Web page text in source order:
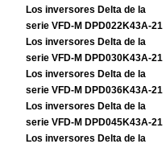
Los inversores Delta de la
serie VFD-M DPD022K43A-21
Los inversores Delta de la
serie VFD-M DPD030K43A-21
Los inversores Delta de la
serie VFD-M DPD036K43A-21
Los inversores Delta de la
serie VFD-M DPD045K43A-21
Los inversores Delta de la